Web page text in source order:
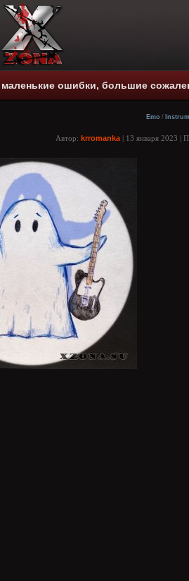
ошибки, большие
Emo /
Автор: krromanka | 13 января 2023 |